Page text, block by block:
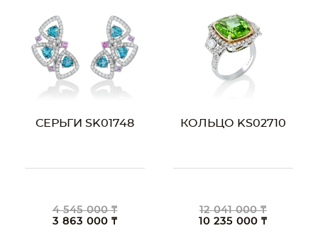
СЕРЬГИ SK01748
4 545 000 ₸
3 863 000 ₸
КОЛЬЦО KS02710
12 041 000 ₸
10 235 000 ₸